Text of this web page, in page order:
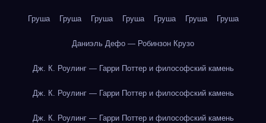
Груша Груша Груша Груша Груша Груша Груша
Даниэль Дефо — Робинзон Крузо
Дж. К. Роулинг — Гарри Поттер и философский камень
Дж. К. Роулинг — Гарри Поттер и философский камень
Дж. К. Роулинг — Гарри Поттер и философский камень